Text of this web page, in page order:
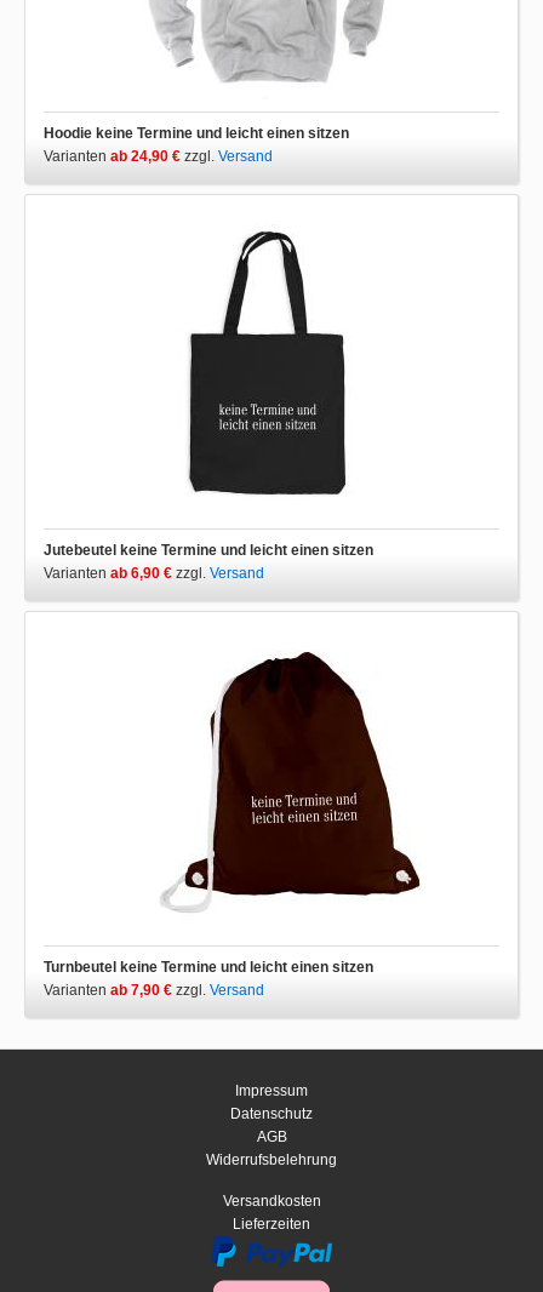
Hoodie keine Termine und leicht einen sitzen
Varianten ab 24,90 € zzgl. Versand
Jutebeutel keine Termine und leicht einen sitzen
Varianten ab 6,90 € zzgl. Versand
Turnbeutel keine Termine und leicht einen sitzen
Varianten ab 7,90 € zzgl. Versand
Impressum
Datenschutz
AGB
Widerrufsbelehrung
Versandkosten
Lieferzeiten